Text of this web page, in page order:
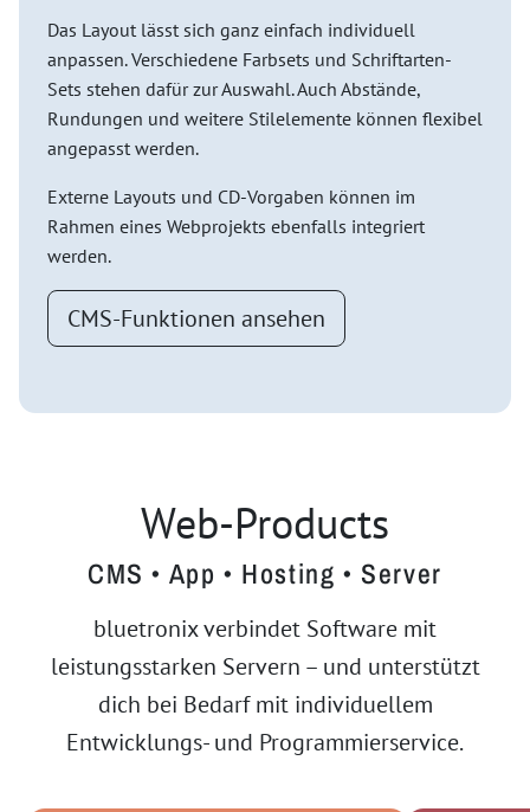
Das Layout lässt sich ganz einfach individuell
anpassen. Verschiedene Farbsets und Schriftarten-
Sets stehen dafür zur Auswahl. Auch Abstände,
Rundungen und weitere Stilelemente können flexibel
angepasst werden.
Externe Layouts und CD-Vorgaben können im
Rahmen eines Webprojekts ebenfalls integriert
werden.
CMS-Funktionen ansehen
Web-Products
CMS • App • Hosting • Server
bluetronix verbindet Software mit
leistungsstarken Servern – und unterstützt
dich bei Bedarf mit individuellem
Entwicklungs- und Programmierservice.